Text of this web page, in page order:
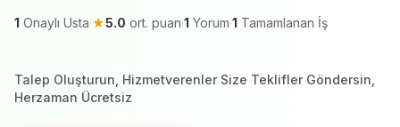
1 Onaylı Usta·★5.0 ort. puan·1 Yorum·1 Tamamlanan İş
Talep Oluşturun, Hizmetverenler Size Teklifler Göndersin,
Herzaman Ücretsiz